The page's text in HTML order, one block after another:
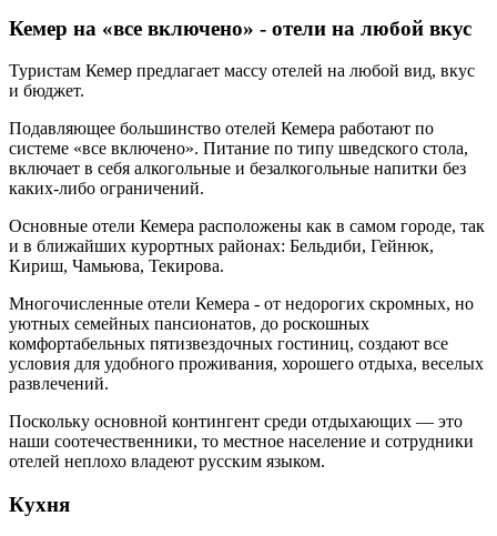
Кемер на «все включено» - отели на любой вкус
Туристам Кемер предлагает массу отелей на любой вид, вкус
и бюджет.
Подавляющее большинство отелей Кемера работают по
системе «все включено». Питание по типу шведского стола,
включает в себя алкогольные и безалкогольные напитки без
каких-либо ограничений.
Основные отели Кемера расположены как в самом городе, так
и в ближайших курортных районах: Бельдиби, Гейнюк,
Кириш, Чамьюва, Текирова.
Многочисленные отели Кемера - от недорогих скромных, но
уютных семейных пансионатов, до роскошных
комфортабельных пятизвездочных гостиниц, создают все
условия для удобного проживания, хорошего отдыха, веселых
развлечений.
Поскольку основной контингент среди отдыхающих — это
наши соотечественники, то местное население и сотрудники
отелей неплохо владеют русским языком.
Кухня